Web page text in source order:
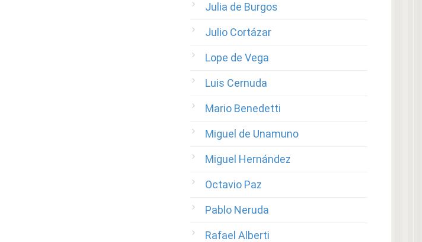
Julia de Burgos
Julio Cortázar
Lope de Vega
Luis Cernuda
Mario Benedetti
Miguel de Unamuno
Miguel Hernández
Octavio Paz
Pablo Neruda
Rafael Alberti